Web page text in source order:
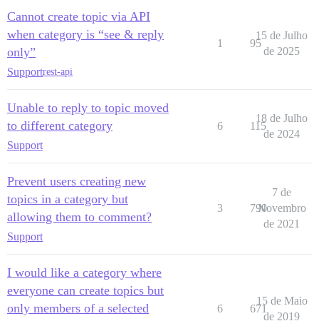
Cannot create topic via API
when category is “see & reply
only”
Supportrest-api
1 95
15 de Julho
de 2025
Unable to reply to topic moved
to different category
Support
6 115
18 de Julho
de 2024
Prevent users creating new
topics in a category but
allowing them to comment?
Support
3 790
7 de
Novembro
de 2021
I would like a category where
everyone can create topics but
only members of a selected
6 671
15 de Maio
de 2019